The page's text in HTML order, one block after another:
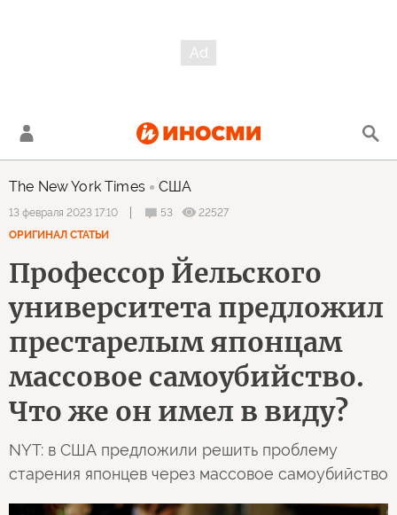
The New York Times США
13 февраля 2023 17:10 53
22527
ОРИГИНАЛ СТАТЬИ
Профессор Йельского
университета предложил
престарелым японцам
массовое самоубийство.
Что же он имел в виду?
NYT: в США предложили решить проблему
старения японцев через массовое самоубийство